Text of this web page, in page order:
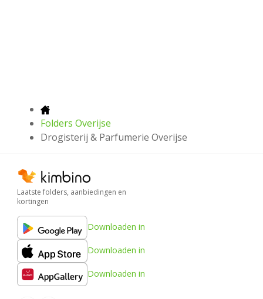
Folders Overijse
Drogisterij & Parfumerie Overijse
Laatste folders, aanbiedingen en
kortingen
Downloaden in
Downloaden in
Downloaden in